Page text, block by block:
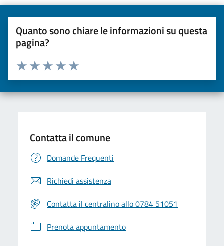
Quanto sono chiare le informazioni su questa
pagina?
Valuta da 1 a 5 stelle la pagina
Valuta 5 stelle su 5
Valuta 4 stelle su 5
Valuta 3 stelle su 5
Valuta 2 stelle su 5
Valuta una stella su 5
Contatta il comune
Domande Frequenti
Richiedi assistenza
Contatta il centralino allo 0784 51051
Prenota appuntamento